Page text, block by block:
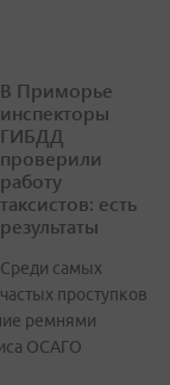
В Приморье
инспекторы
ГИБДД
проверили
работу
таксистов: есть
результаты
Среди самых
частых проступков
ремнями
ОСАГО